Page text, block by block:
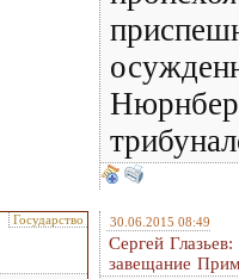
Государство 30.06.2015 08:49
Сергей
завещание